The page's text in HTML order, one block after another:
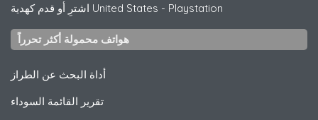
اشترِ أو قدم كهدية United States - Playstation
هواتف محمولة أكثر تحرراً
أداة البحث عن الطراز
تقرير القائمة السوداء